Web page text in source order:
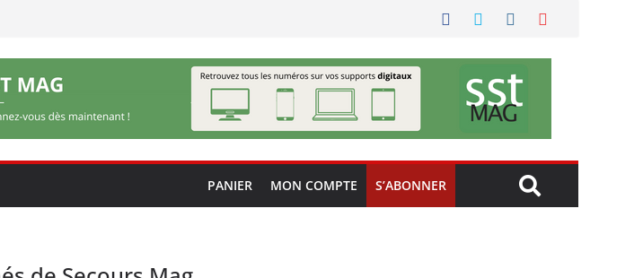
PANIER MON COMPTE S’ABONNER